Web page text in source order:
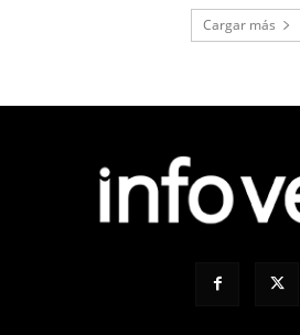
Cargar más